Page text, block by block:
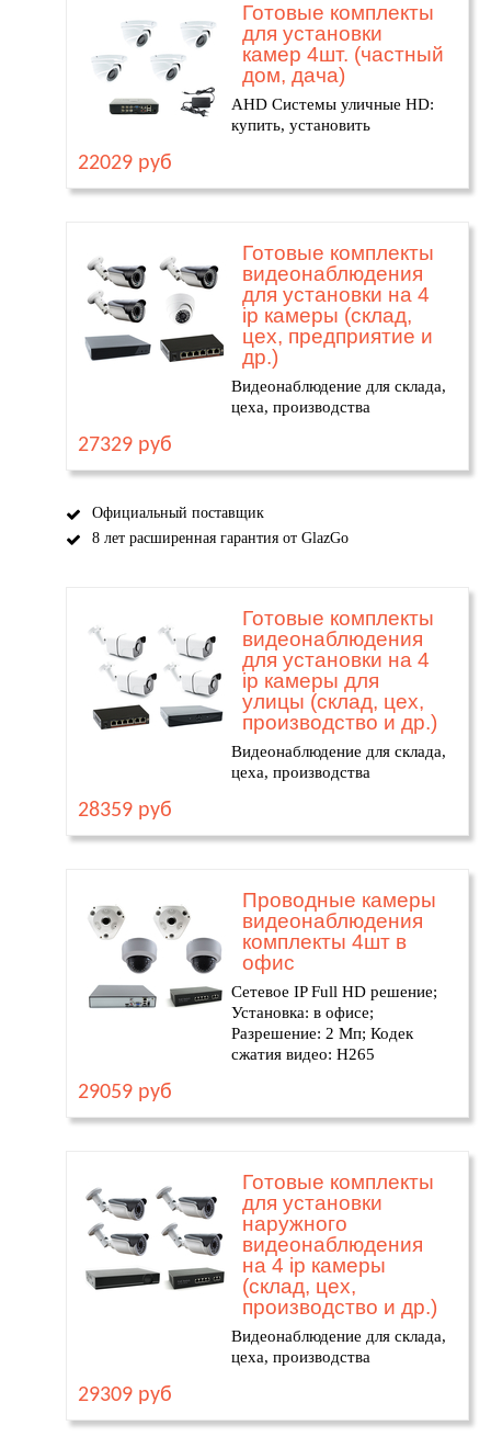
Готовые комплекты
для установки
камер 4шт. (частный
дом, дача)
AHD Системы уличные HD:
купить, установить
22029 руб
Готовые комплекты
видеонаблюдения
для установки на 4
ip камеры (склад,
цех, предприятие и
др.)
Видеонаблюдение для склада,
цеха, производства
27329 руб
Официальный поставщик
8 лет расширенная гарантия от GlazGo
Готовые комплекты
видеонаблюдения
для установки на 4
ip камеры для
улицы (склад, цех,
производство и др.)
Видеонаблюдение для склада,
цеха, производства
28359 руб
Проводные камеры
видеонаблюдения
комплекты 4шт в
офис
Сетевое IP Full HD решение;
Установка: в офисе;
Разрешение: 2 Мп; Кодек
сжатия видео: H265
29059 руб
Готовые комплекты
для установки
наружного
видеонаблюдения
на 4 ip камеры
(склад, цех,
производство и др.)
Видеонаблюдение для склада,
цеха, производства
29309 руб